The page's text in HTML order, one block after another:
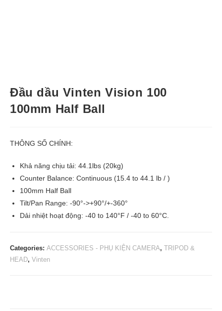
Đầu dầu Vinten Vision 100
100mm Half Ball
THÔNG SỐ CHÍNH:
Khả năng chịu tải: 44.1lbs (20kg)
Counter Balance: Continuous (15.4 to 44.1 lb / )
100mm Half Ball
Tilt/Pan Range: -90°->+90°/+-360°
Dải nhiệt hoạt động: -40 to 140°F / -40 to 60°C.
Categories: ACCESSORIES - PHỤ KIỆN CAMERA, TRIPOD &
HEAD, Vinten